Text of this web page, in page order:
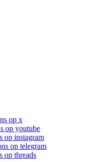
op x
op youtube
op instagram
op telegram
op threads